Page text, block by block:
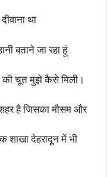
था
बताने जा रहा हूं
की चूत मुझे कैसे मिली।
है जिसका मौसम और
शाखा देहरादून में भी